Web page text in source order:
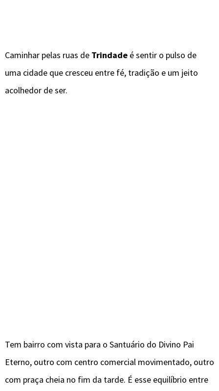
Caminhar pelas ruas de Trindade é sentir o pulso de
uma cidade que cresceu entre fé, tradição e um jeito
acolhedor de ser.
Tem bairro com vista para o Santuário do Divino Pai
Eterno, outro com centro comercial movimentado, outro
com praça cheia no fim da tarde. É esse equilíbrio entre